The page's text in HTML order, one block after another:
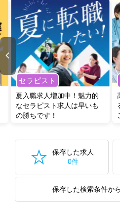
セラピスト
夏入職求人増加中！魅力的
なセラピスト求人は早いも
の勝ちです！
保存した求人
0件
保存した検索条件か